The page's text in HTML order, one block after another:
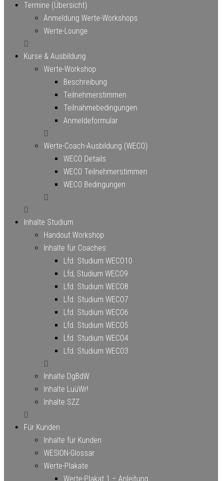
Termine (Übersicht)
Anmeldung Werte-Workshops
Werte-Lounge
Kurse & Ausbildung
Werte-Workshop
Beschreibung
Teilnehmerstimmen
Teilnahmebedingungen
Anmeldeformular
Werte-Coach-Ausbildung (WECO)
WECO Details
WECO Teilnehmerstimmen
WECO Bedingungen
Inhalte Studium
Handout Workshop
Inhalte für Coaches
Lfd. Studium WECO10
Lfd, Studium WECO9
Lfd. Studium WECO8
Lfd. Studium WECO7
Lfd. Studium WECO6
Lfd. Studium WECO5
Lfd. Studium WECO4
Lfd. Studium WECO3
Inhalte DgBdW
Inhalte LuüWr!
Inhalte SZZ
Für Kunden
Inhalte für Kunden
WESION-Glossar
Werte-Plakate
Werte-Plakat 1 – Anleitung